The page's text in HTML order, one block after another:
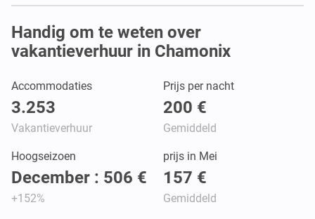
Handig om te weten over
vakantieverhuur in Chamonix
Accommodaties
3.253
Vakantieverhuur
Prijs per nacht
200 €
Gemiddeld
Hoogseizoen
December : 506 €
+152%
prijs in Mei
157 €
Gemiddeld